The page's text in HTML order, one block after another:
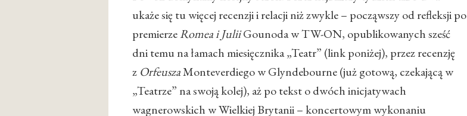
ukaże się tu więcej recenzji i relacji niż zwykle – począwszy od refleksji po
premierzeRomea i JuliiGounoda w TW-ON, opublikowanych sześć
dni temu na łamach miesięcznika „Teatr” (link poniżej), przez recenzję
z OrfeuszaMonteverdiego w Glyndebourne (już gotową, czekającą w
„Teatrze” na swoją kolej), aż po tekst o dwóch inicjatywach
wagnerowskich w Wielkiej Brytanii – koncertowym wykonaniu